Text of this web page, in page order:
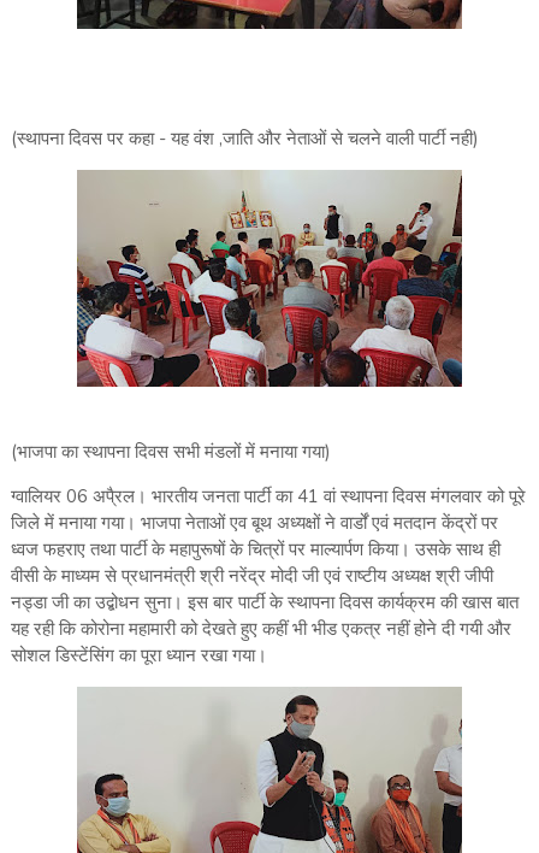
(स्थापना दिवस पर कहा - यह वंश ,जाति और नेताओं से चलने वाली पार्टी नही)
(भाजपा का स्थापना दिवस सभी मंडलों में मनाया गया)
ग्वालियर 06 अपै्रल। भारतीय जनता पार्टी का 41 वां स्थापना दिवस मंगलवार को पूरे
जिले में मनाया गया। भाजपा नेताओं एव बूथ अध्यक्षों ने वार्डों एवं मतदान केंद्रों पर
ध्वज फहराए तथा पार्टी के महापुरूषों के चित्रों पर माल्यार्पण किया। उसके साथ ही
वीसी के माध्यम से प्रधानमंत्री श्री नरेंद्र मोदी जी एवं राष्टीय अध्यक्ष श्री जीपी
नड्डा जी का उद्बोधन सुना। इस बार पार्टी के स्थापना दिवस कार्यक्रम की खास बात
यह रही कि कोरोना महामारी को देखते हुए कहीं भी भीड एकत्र नहीं होने दी गयी और
सोशल डिस्टेंसिंग का पूरा ध्यान रखा गया।